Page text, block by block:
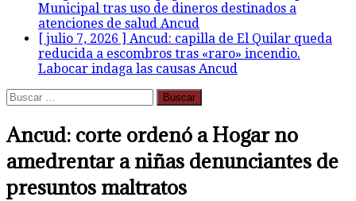
Municipal tras uso de dineros destinados a
atenciones de salud Ancud
[ julio 7, 2026 ] Ancud: capilla de El Quilar queda
reducida a escombros tras «raro» incendio.
Labocar indaga las causas Ancud
Buscar:
Ancud: corte ordenó a Hogar no
amedrentar a niñas denunciantes de
presuntos maltratos